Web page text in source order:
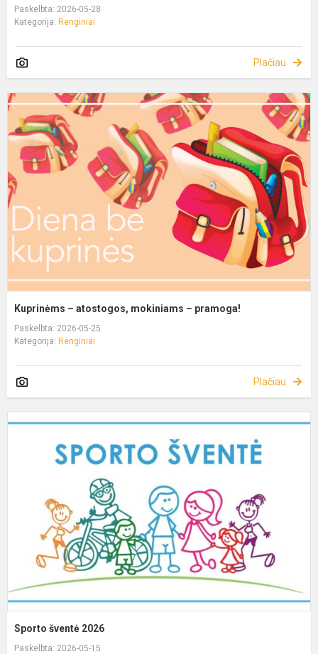
Paskelbta: 2026-05-28
Kategorija: Renginiai
Plačiau
Kuprinėms – atostogos, mokiniams – pramoga!
Paskelbta: 2026-05-25
Kategorija: Renginiai
Plačiau
Sporto šventė 2026
Paskelbta: 2026-05-15